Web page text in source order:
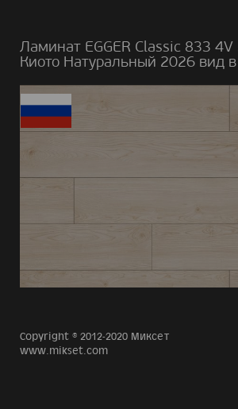
Ламинат EGGER Classic 833
Киото Натуральный 2026 вид
Copyright © 2012-2020 Миксет
www.mikset.com